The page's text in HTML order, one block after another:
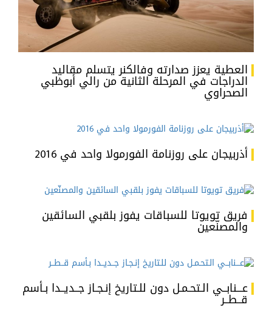
العطية يعزز صدارته وفالكنر يتسلم مقاليد
الدراجات في المرحلة الثانية من رالي أبوظبي
الصحراوي
أذربيجان على روزنامة الفورمولا واحد في 2016
فريق تويوتا للسباقات يفوز بلقبي السائقين
والمصنّعين
عـــنابــي الـتحـمـل دون للـتاريخ إنـجـاز جــديــدا بـأسم
قــطــر